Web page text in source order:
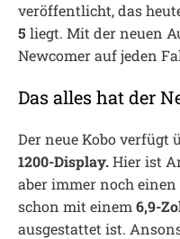
veröffentlicht, das
5 liegt. Mit der neuen
Newcomer auf jeden
Das alles hat der
Der neue Kobo verfügt
1200-Display.Hier ist
aber immer noch einen
schon mit einem 6,9-
ausgestattet ist.